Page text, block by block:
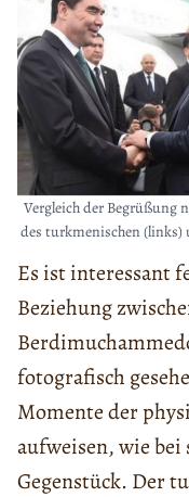
Vergleich der Begrüßung
des turkmenischen (links)
Es ist interessant
Beziehung
fotografisch
Momente der
aufweisen, wie
Gegenstück. Der